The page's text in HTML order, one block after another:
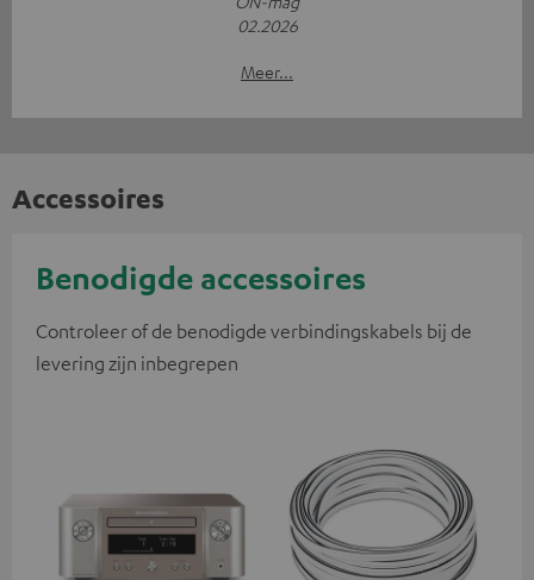
02.2026
Meer...
Accessoires
Benodigde accessoires
Controleer of de benodigde verbindingskabels bij de
levering zijn inbegrepen